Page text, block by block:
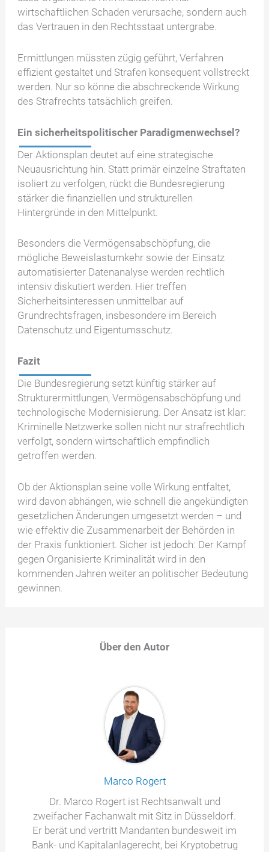
wirtschaftlichen Schaden verursache, sondern auch
das Vertrauen in den Rechtsstaat untergrabe.
Ermittlungen müssten zügig geführt, Verfahren
effizient gestaltet und Strafen konsequent vollstreckt
werden. Nur so könne die abschreckende Wirkung
des Strafrechts tatsächlich greifen.
Ein sicherheitspolitischer Paradigmenwechsel?
Der Aktionsplan deutet auf eine strategische
Neuausrichtung hin. Statt primär einzelne Straftaten
isoliert zu verfolgen, rückt die Bundesregierung
stärker die finanziellen und strukturellen
Hintergründe in den Mittelpunkt.
Besonders die Vermögensabschöpfung, die
mögliche Beweislastumkehr sowie der Einsatz
automatisierter Datenanalyse werden rechtlich
intensiv diskutiert werden. Hier treffen
Sicherheitsinteressen unmittelbar auf
Grundrechtsfragen, insbesondere im Bereich
Datenschutz und Eigentumsschutz.
Fazit
Die Bundesregierung setzt künftig stärker auf
Strukturermittlungen, Vermögensabschöpfung und
technologische Modernisierung. Der Ansatz ist klar:
Kriminelle Netzwerke sollen nicht nur strafrechtlich
verfolgt, sondern wirtschaftlich empfindlich
getroffen werden.
Ob der Aktionsplan seine volle Wirkung entfaltet,
wird davon abhängen, wie schnell die angekündigten
gesetzlichen Änderungen umgesetzt werden – und
wie effektiv die Zusammenarbeit der Behörden in
der Praxis funktioniert. Sicher ist jedoch: Der Kampf
gegen Organisierte Kriminalität wird in den
kommenden Jahren weiter an politischer Bedeutung
gewinnen.
Über den Autor
Marco Rogert
Dr. Marco Rogert ist Rechtsanwalt und
zweifacher Fachanwalt mit Sitz in Düsseldorf.
Er berät und vertritt Mandanten bundesweit im
Bank- und Kapitalanlagerecht, bei Kryptobetrug